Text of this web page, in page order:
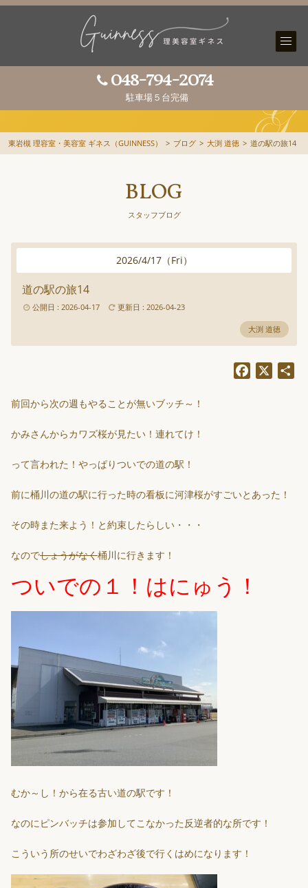
048-794-2074
駐車場５台完備
東岩槻 理容室・美容室 ギネス（GUINNESS） > ブログ > 大渕 道徳 > 道の駅の旅14
BLOG
スタッフブログ
2026/4/17（Fri）
道の駅の旅14
公開日 : 2026-04-17 更新日 : 2026-04-23
大渕 道徳
Facebook
前回から次の週もやることが無いブッチ～！
かみさんからカワズ桜が見たい！連れてけ！
って言われた！やっぱりついでの道の駅！
前に桶川の道の駅に行った時の看板に河津桜がすごいとあった！
その時また来よう！と約束したらしい・・・
なのでしょうがなく桶川に行きます！
ついでの１！はにゅう！
むか～し！から在る古い道の駅です！
なのにピンバッチは参加してこなかった反逆者的な所です！
こういう所のせいでわざわざ後で行くはめになります！